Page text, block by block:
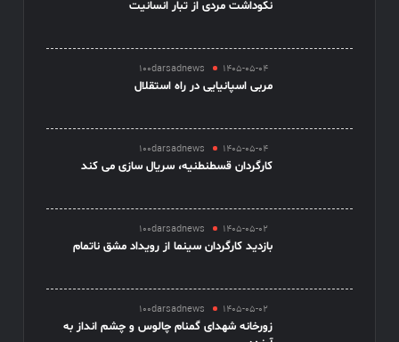
نکوداشت مردی از تبار انسانیت
100darsadnews 1405-05-04
مربی اسپانیایی در راه استقلال
100darsadnews 1405-05-04
کارگردان قسطنطنیه، سریال سازی می کند
100darsadnews 1405-05-02
بازدید کارگردان سینما از رویداد مشق ناتمام
100darsadnews 1405-05-02
زورخانه شهدای گمنام چالوس و چشم انداز به